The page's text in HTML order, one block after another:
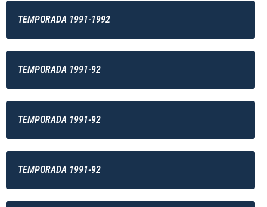
TEMPORADA 1991-1992
TEMPORADA 1991-92
TEMPORADA 1991-92
TEMPORADA 1991-92